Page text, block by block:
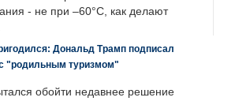
- не при –60°C, как делают
Дональд Трамп подписал
"родильным туризмом"
обойти недавнее решение